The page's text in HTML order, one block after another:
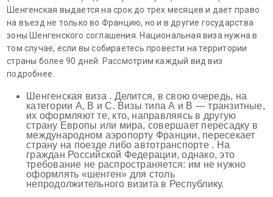
Шенгенская выдается на срок до трех месяцев и дает право
на въезд не только во Францию, но и в другие государства
зоны Шенгенского соглашения. Национальная виза нужна в
том случае, если вы собираетесь провести на территории
страны более 90 дней. Рассмотрим каждый вид виз
подробнее.
Шенгенская виза . Делится, в свою очередь, на
категории A, В и С. Визы типа А и B — транзитные,
их оформляют те, кто, направляясь в другую
страну Европы или мира, совершает пересадку в
международном аэропорту Франции, пересекает
страну на поезде либо автотранспорте . На
граждан Российской Федерации, однако, это
требование не распространяется: им не нужно
оформлять «шенген» для столь
непродолжительного визита в Республику.